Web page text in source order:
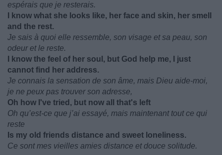
espérais que je resterais.
I know what she looks like, her face and skin, her smell
and the rest.
Je sais à quoi elle ressemble, son visage et sa peau, son
odeur et le reste.
I know the feel of her soul, but God help me, I just
cannot find her address.
Je connais la sensation de son âme, mais Dieu aide-moi,
je ne peux pas trouver son adresse,
Oh how I've tried, but now all that's left
Oh qu’est-ce que j’ai essayé, mais maintenant tout ce qui
reste
Is my old friends distance and sweet loneliness.
Ce sont mes vieilles amies distance et douce solitude.